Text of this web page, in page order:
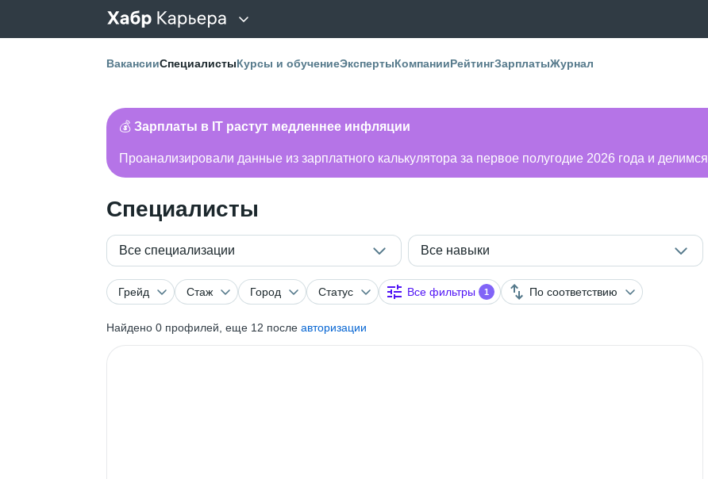
ВакансииСпециалистыКурсы и обучениеЭкспертыКомпанииРейтингЗарплатыЖурнал
💰 Зарплаты в IT растут медленнее инфляции
Проанализировали данные из зарплатного калькулятора за первое полугодие 2026 года и делимся
Специалисты
Все специализации Все навыки
Грейд Стаж Город Статус Все фильтры 1 По соответствию
Найдено 0 профилей, еще 12 после авторизации